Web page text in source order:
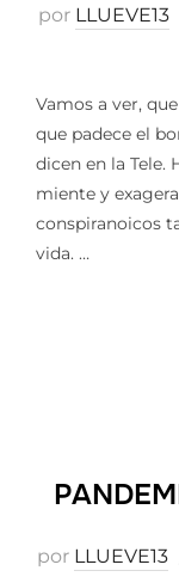
por LLUEVE13
Vamos a ver,
que padece el
dicen en la Tele.
miente y
conspiranoicos
vida. …
por LLUEVE13